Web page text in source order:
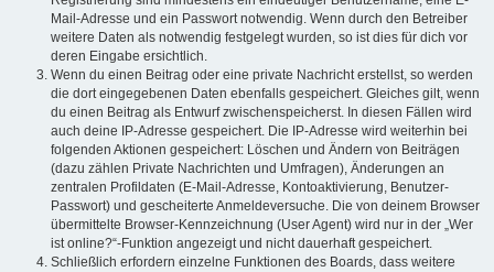
Mail-Adresse und ein Passwort notwendig. Wenn durch den Betreiber
weitere Daten als notwendig festgelegt wurden, so ist dies für dich vor
deren Eingabe ersichtlich.
Wenn du einen Beitrag oder eine private Nachricht erstellst, so werden
die dort eingegebenen Daten ebenfalls gespeichert. Gleiches gilt, wenn
du einen Beitrag als Entwurf zwischenspeicherst. In diesen Fällen wird
auch deine IP-Adresse gespeichert. Die IP-Adresse wird weiterhin bei
folgenden Aktionen gespeichert: Löschen und Ändern von Beiträgen
(dazu zählen Private Nachrichten und Umfragen), Änderungen an
zentralen Profildaten (E-Mail-Adresse, Kontoaktivierung, Benutzer-
Passwort) und gescheiterte Anmeldeversuche. Die von deinem Browser
übermittelte Browser-Kennzeichnung (User Agent) wird nur in der „Wer
ist online?“-Funktion angezeigt und nicht dauerhaft gespeichert.
Schließlich erfordern einzelne Funktionen des Boards, dass weitere